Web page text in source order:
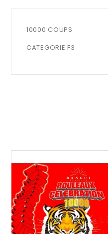
10000 COUPS
CATEGORIE F3